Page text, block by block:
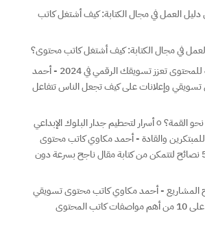
دليل العمل في مجال الكتابة: كيف أشتغل كاتب
في مجال الكتابة: كيف أشتغل كاتب محتوى؟
9 استراتيجيات فعالة للمحتوى تعزز تسويقك الرقمي في 2024 - أحمد
وإعلاناتعلىكيف تجعل الناس تتفاعل
كيف تنطلق بأفكارك نحو القمة؟ ٥ أسرار لتحطيم جدار البلوك الإبداعي
للمبتكرين والقادة - أحمد مكاوي كاتب محتوى
5 نصائح لتتمكن من كتابة مقال ناجح بسرعة دون
المشاريع - أحمد مكاوي كاتب محتوى تسويقي
تعرّف على 10 من أهم مواصفات كاتب المحتوى